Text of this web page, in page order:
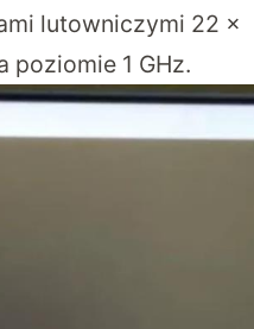
lutowniczymi 22 x
poziomie 1 GHz.